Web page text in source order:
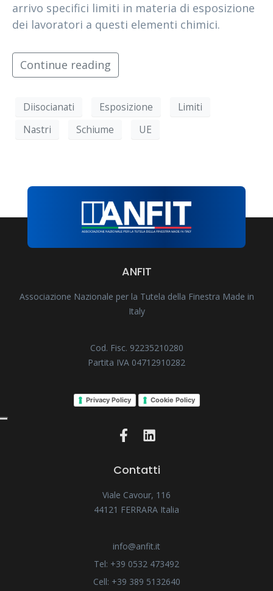
arrivo specifici limiti in materia di esposizione
dei lavoratori a questi elementi chimici.
Continue reading
Diisocianati Esposizione
Limiti
Nastri
Schiume UE
ANFIT
Associazione Nazionale per la Tutela della Finestra Made in
Italy
Cod. Fisc. 92235210280
Partita IVA 04712910282
Privacy Policy Cookie Policy
Contatti
Viale Cavour, 116
44121 FERRARA Italia
info@anfit.it
Tel: +39 0532 473492
Cell: +39 389 5132640